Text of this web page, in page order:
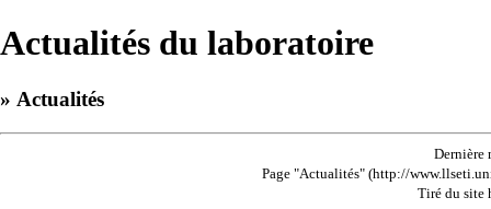
Actualités du laboratoire
» Actualités
Dernière
Page "Actualités" (http://
Tiré du site